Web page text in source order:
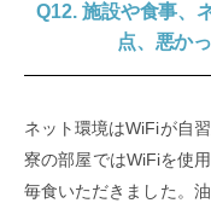
Q12. 施設や食事、
点、悪か
ネット環境はWiFiが自
寮の部屋ではWiFiを使
毎食いただきました。